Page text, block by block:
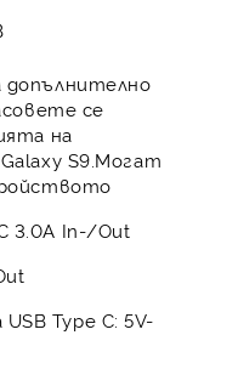
допълнително
се
на
S9.Могат
3.0A In-/Out
Type C: 5V-